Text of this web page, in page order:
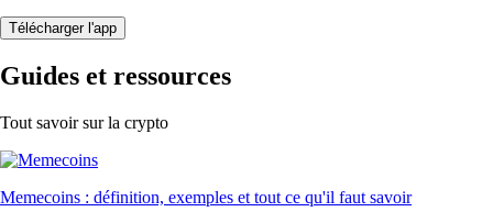
Télécharger l'app
Guides et ressources
Tout savoir sur la crypto
Memecoins : définition, exemples et tout ce qu'il faut savoir